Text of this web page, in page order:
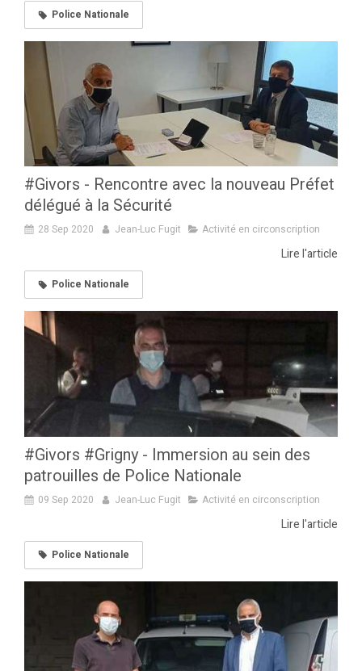
Police Nationale
#Givors - Rencontre avec la nouveau Préfet
délégué à la Sécurité
28 Sep 2020 Jean-Luc Fugit Activité en circonscription
Lire l'article
Police Nationale
#Givors #Grigny - Immersion au sein des
patrouilles de Police Nationale
09 Sep 2020 Jean-Luc Fugit Activité en circonscription
Lire l'article
Police Nationale